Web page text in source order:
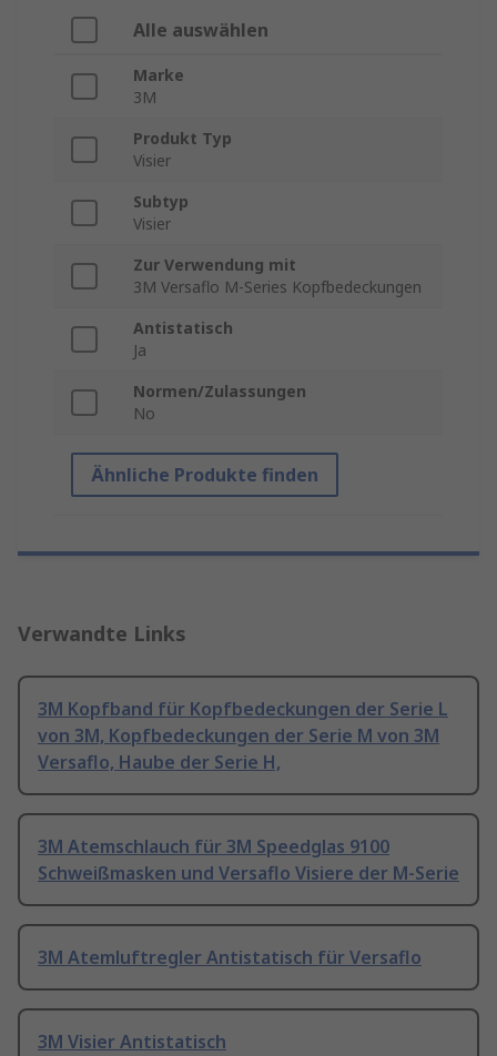
Alle auswählen
Marke
3M
Produkt Typ
Visier
Subtyp
Visier
Zur Verwendung mit
3M Versaflo M-Series Kopfbedeckungen
Antistatisch
Ja
Normen/Zulassungen
No
Ähnliche Produkte finden
Verwandte Links
3M Kopfband für Kopfbedeckungen der Serie L
von 3M, Kopfbedeckungen der Serie M von 3M
Versaflo, Haube der Serie H,
3M Atemschlauch für 3M Speedglas 9100
Schweißmasken und Versaflo Visiere der M-Serie
3M Atemluftregler Antistatisch für Versaflo
3M Visier Antistatisch